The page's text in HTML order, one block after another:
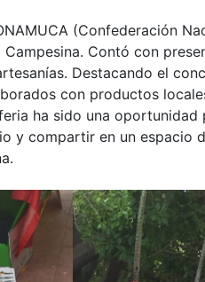
(Confederación
Contó con
Destacando el
con productos
ha sido una oportunidad
y compartir en un espacio